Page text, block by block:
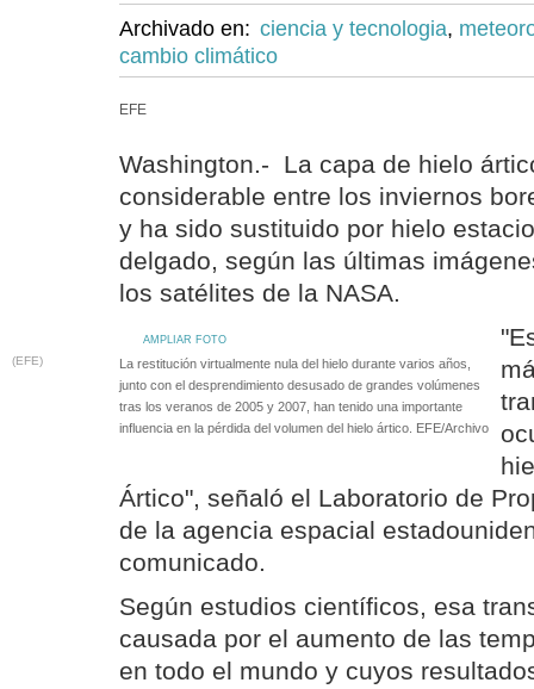
Archivado en: ciencia y tecnologia,
cambio climático
EFE
Washington.- La capa de hielo
considerable entre los inviernos
y ha sido sustituido por hielo
delgado, según las últimas
los satélites de la NASA.
AMPLIAR FOTO
(EFE)
La restitución virtualmente nula del hielo durante varios años,
junto con el desprendimiento desusado de grandes volúmenes
tras los veranos de 2005 y 2007, han tenido una importante
influencia en la pérdida del volumen del hielo ártico. EFE/Archivo
Ártico", señaló el Laboratorio de
de la agencia espacial
comunicado.
Según estudios científicos, esa
causada por el aumento de las
en todo el mundo y cuyos